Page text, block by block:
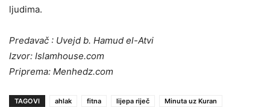
ljudima.
Predavač : Uvejd b. Hamud el-Atvi
Izvor: Islamhouse.com
Priprema: Menhedz.com
TAGOVI ahlak fitna lijepa riječ
Minuta uz Kuran